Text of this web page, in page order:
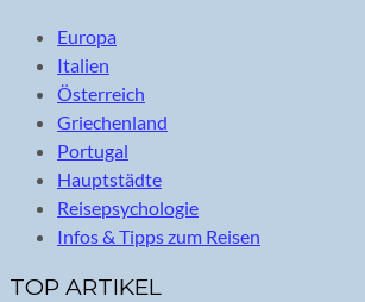
Europa
Italien
Österreich
Griechenland
Portugal
Hauptstädte
Reisepsychologie
Infos & Tipps zum Reisen
TOP ARTIKEL